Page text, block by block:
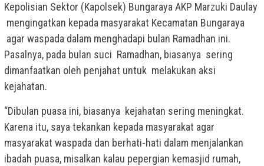
Kepolisian Sektor (Kapolsek) Bungaraya AKP Marzuki Daulay
mengingatkan kepada masyarakat Kecamatan Bungaraya
agar waspada dalam menghadapi bulan Ramadhan ini.
Pasalnya, pada bulan suci Ramadhan, biasanya sering
dimanfaatkan oleh penjahat untuk melakukan aksi
kejahatan.
“Dibulan puasa ini, biasanya kejahatan sering meningkat.
Karena itu, saya tekankan kepada masyarakat agar
masyarakat waspada dan berhati-hati dalam menjalankan
ibadah puasa, misalkan kalau pepergian kemasjid rumah,